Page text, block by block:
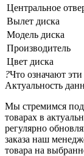
Центральное
Вылет диска
Модель диска
Производитель
Цвет диска
?Что означают
Актуальность
Мы стремимся
товарах в
регулярно
заказа наш
товара на